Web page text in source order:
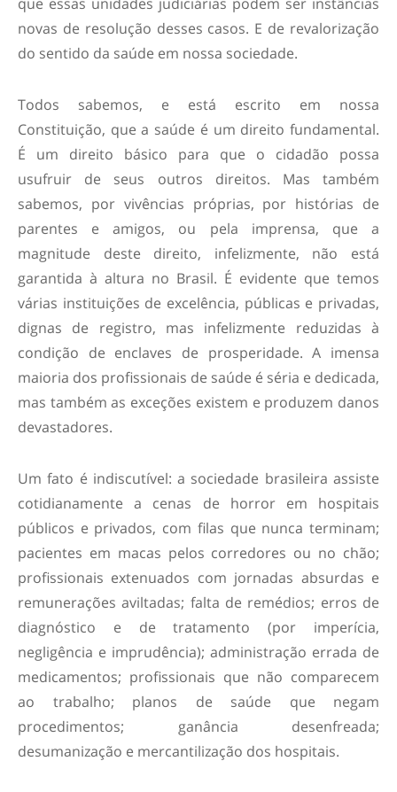
novas de resolução desses casos. E de revalorização
do sentido da saúde em nossa sociedade.
Todos sabemos, e está escrito em nossa
Constituição, que a saúde é um direito fundamental.
É um direito básico para que o cidadão possa
usufruir de seus outros direitos. Mas também
sabemos, por vivências próprias, por histórias de
parentes e amigos, ou pela imprensa, que a
magnitude deste direito, infelizmente, não está
garantida à altura no Brasil. É evidente que temos
várias instituições de excelência, públicas e privadas,
dignas de registro, mas infelizmente reduzidas à
condição de enclaves de prosperidade. A imensa
maioria dos profissionais de saúde é séria e dedicada,
mas também as exceções existem e produzem danos
devastadores.
Um fato é indiscutível: a sociedade brasileira assiste
cotidianamente a cenas de horror em hospitais
públicos e privados, com filas que nunca terminam;
pacientes em macas pelos corredores ou no chão;
profissionais extenuados com jornadas absurdas e
remunerações aviltadas; falta de remédios; erros de
diagnóstico e de tratamento (por imperícia,
negligência e imprudência); administração errada de
medicamentos; profissionais que não comparecem
ao trabalho; planos de saúde que negam
procedimentos; ganância desenfreada;
desumanização e mercantilização dos hospitais.